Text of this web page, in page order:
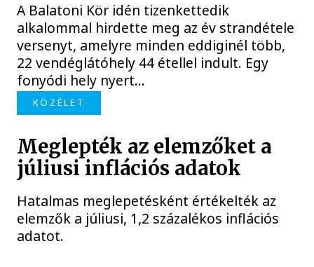
A Balatoni Kör idén tizenkettedik
alkalommal hirdette meg az év strandétele
versenyt, amelyre minden eddiginél több,
22 vendéglátóhely 44 étellel indult. Egy
fonyódi hely nyert...
KÖZÉLET
Meglepték az elemzőket a
júliusi inflációs adatok
Hatalmas meglepetésként értékelték az
elemzők a júliusi, 1,2 százalékos inflációs
adatot.